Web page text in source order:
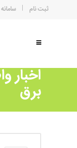
ثبت نام
اخبار
برق